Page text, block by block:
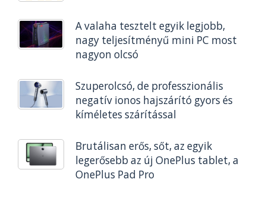
A valaha tesztelt egyik legjobb,
nagy teljesítményű mini PC most
nagyon olcsó
Szuperolcsó, de professzionális
negatív ionos hajszárító gyors és
kíméletes szárítással
Brutálisan erős, sőt, az egyik
legerősebb az új OnePlus tablet, a
OnePlus Pad Pro